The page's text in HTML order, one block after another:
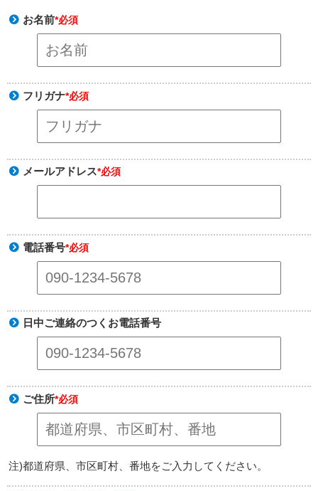
お名前*必須
フリガナ*必須
メールアドレス*必須
電話番号*必須
日中ご連絡のつくお電話番号
ご住所*必須
注)都道府県、市区町村、番地をご入力してください。